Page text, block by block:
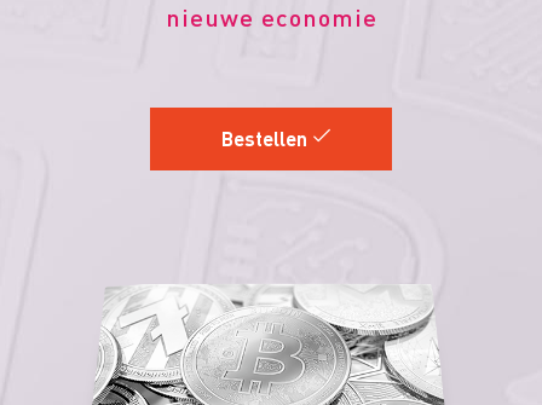
nieuwe economie
Bestellen